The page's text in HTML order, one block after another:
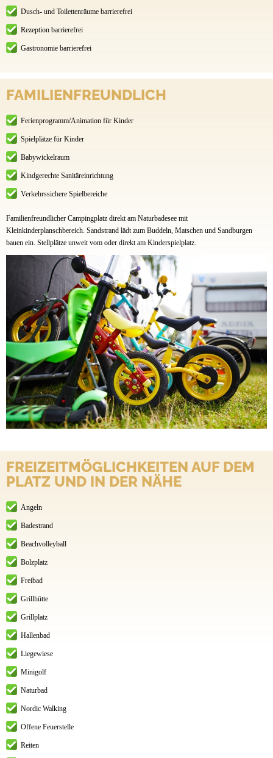
Dusch- und Toilettenräume barrierefrei
Rezeption barrierefrei
Gastronomie barrierefrei
FAMILIENFREUNDLICH
Ferienprogramm/Animation für Kinder
Spielplätze für Kinder
Babywickelraum
Kindgerechte Sanitäreinrichtung
Verkehrssichere Spielbereiche
Familienfreundlicher Campingplatz direkt am Naturbadesee mit
Kleinkinderplanschbereich. Sandstrand lädt zum Buddeln, Matschen und Sandburgen
bauen ein. Stellplätze unweit vom oder direkt am Kinderspielplatz.
FREIZEITMÖGLICHKEITEN AUF DEM
PLATZ UND IN DER NÄHE
Angeln
Badestrand
Beachvolleyball
Bolzplatz
Freibad
Grillhütte
Grillplatz
Hallenbad
Liegewiese
Minigolf
Naturbad
Nordic Walking
Offene Feuerstelle
Reiten